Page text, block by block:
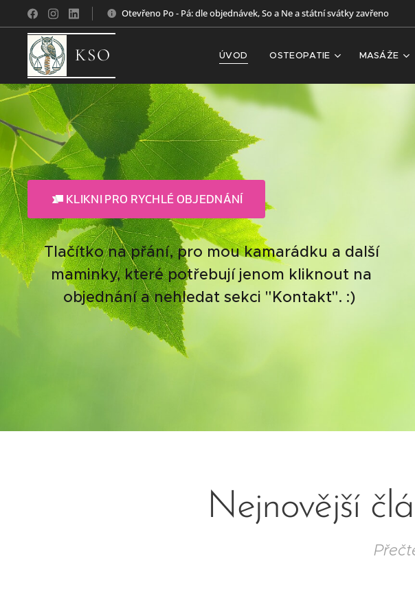
Otevřeno Po - Pá: dle objednávek, So a Ne a státní svátky zavřeno
KSO ÚVOD OSTEOPATIE MASÁŽE
KLIKNI PRO RYCHLÉ OBJEDNÁNÍ
Tlačítko na přání, pro mou kamarádku a další
maminky, které potřebují jenom kliknout na
objednání a nehledat sekci "Kontakt". :)
Nejnovější